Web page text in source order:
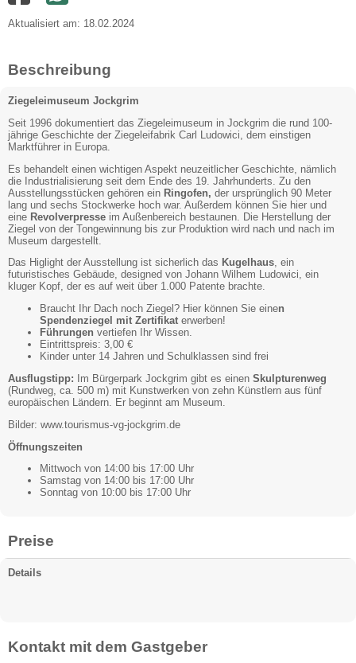
Aktualisiert am: 18.02.2024
Beschreibung
Ziegeleimuseum Jockgrim
Seit 1996 dokumentiert das Ziegeleimuseum in Jockgrim die rund 100-
jährige Geschichte der Ziegeleifabrik Carl Ludowici, dem einstigen
Marktführer in Europa.
Es behandelt einen wichtigen Aspekt neuzeitlicher Geschichte, nämlich
die Industrialisierung seit dem Ende des 19. Jahrhunderts. Zu den
Ausstellungsstücken gehören ein Ringofen, der ursprünglich 90 Meter
lang und sechs Stockwerke hoch war. Außerdem können Sie hier und
eine Revolverpresse im Außenbereich bestaunen. Die Herstellung der
Ziegel von der Tongewinnung bis zur Produktion wird nach und nach im
Museum dargestellt.
Das Higlight der Ausstellung ist sicherlich das Kugelhaus, ein
futuristisches Gebäude, designed von Johann Wilhem Ludowici, ein
kluger Kopf, der es auf weit über 1.000 Patente brachte.
Braucht Ihr Dach noch Ziegel? Hier können Sie einen
Spendenziegel mit Zertifikat erwerben!
Führungen vertiefen Ihr Wissen.
Eintrittspreis: 3,00 €
Kinder unter 14 Jahren und Schulklassen sind frei
Ausflugstipp: Im Bürgerpark Jockgrim gibt es einen Skulpturenweg
(Rundweg, ca. 500 m) mit Kunstwerken von zehn Künstlern aus fünf
europäischen Ländern. Er beginnt am Museum.
Bilder: www.tourismus-vg-jockgrim.de
Öffnungszeiten
Mittwoch von 14:00 bis 17:00 Uhr
Samstag von 14:00 bis 17:00 Uhr
Sonntag von 10:00 bis 17:00 Uhr
Preise
Details
Kontakt mit dem Gastgeber